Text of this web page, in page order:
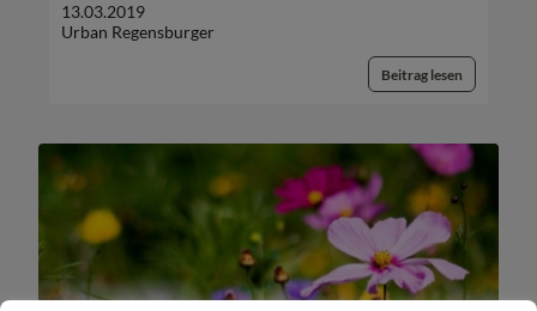
13.03.2019
Urban Regensburger
Beitrag lesen